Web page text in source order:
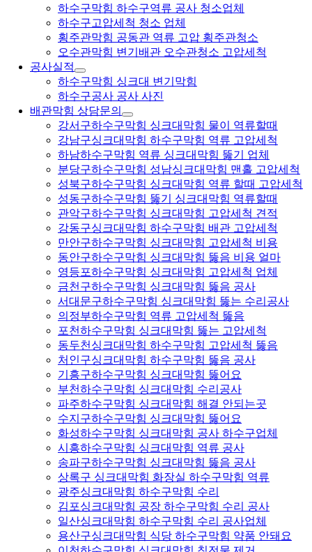
하수구막힘 하수구역류 공사 청소업체
하수구고압세척 청소 업체
횡주관막힘 공동관 역류 고압 횡주관청소
오수관막힘 변기배관 오수관청소 고압세척
공사실적
하수구막힘 싱크대 변기막힘
하수구공사 공사 사진
배관막힘 상담문의
강서구하수구막힘 싱크대막힘 물이 역류할때
강남구싱크대막힘 하수구막힘 역류 고압세척
하남하수구막힘 역류 싱크대막힘 뚫기 업체
분당구하수구막힘 성남싱크대막힘 맨홀 고압세척
성북구하수구막힘 싱크대막힘 역류 할때 고압세척
성동구하수구막힘 뚫기 싱크대막힘 역류할때
관악구하수구막힘 싱크대막힘 고압세척 견적
강동구싱크대막힘 하수구막힘 배관 고압세척
만안구하수구막힘 싱크대막힘 고압세척 비용
동안구하수구막힘 싱크대막힘 뚫음 비용 얼마
영등포하수구막힘 싱크대막힘 고압세척 업체
금천구하수구막힘 싱크대막힘 뚫음 공사
서대문구하수구막힘 싱크대막힘 뚫는 수리공사
의정부하수구막힘 역류 고압세척 뚫음
포천하수구막힘 싱크대막힘 뚫는 고압세척
동두천싱크대막힘 하수구막힘 고압세척 뚫음
처인구싱크대막힘 하수구막힘 뚫음 공사
기흥구하수구막힘 싱크대막힘 뚫어요
부천하수구막힘 싱크대막힘 수리공사
파주하수구막힘 싱크대막힘 해결 안되는곳
수지구하수구막힘 싱크대막힘 뚫어요
화성하수구막힘 싱크대막힘 공사 하수구업체
시흥하수구막힘 싱크대막힘 역류 공사
송파구하수구막힘 싱크대막힘 뚫음 공사
상록구 싱크대막힘 화장실 하수구막힘 역류
광주싱크대막힘 하수구막힘 수리
김포싱크대막힘 공장 하수구막힘 수리 공사
일산싱크대막힘 하수구막힘 수리 공사업체
용산구싱크대막힘 식당 하수구막힘 약품 안돼요